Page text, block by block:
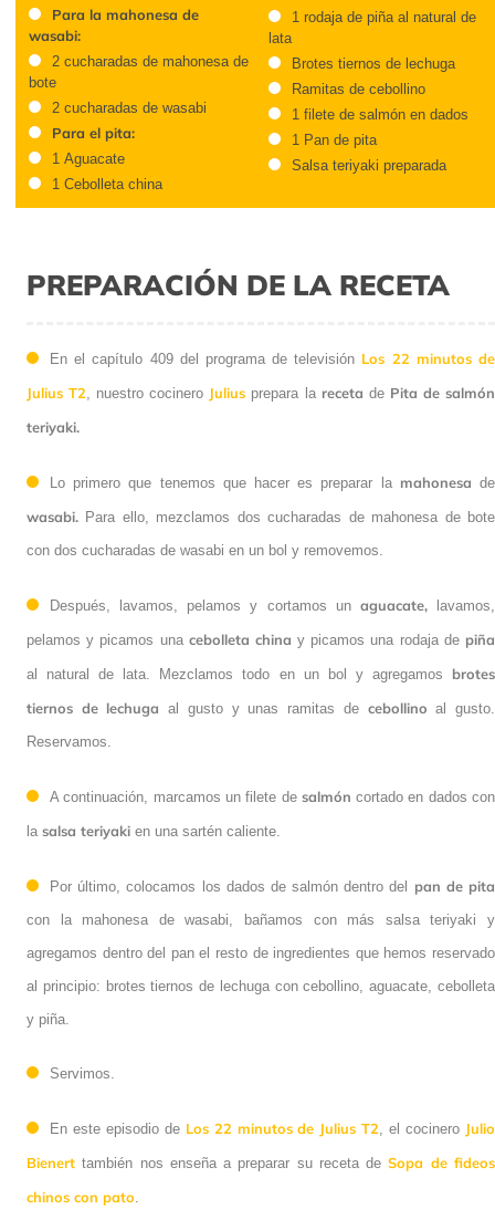
Para la mahonesa de
wasabi:
2 cucharadas de mahonesa de
bote
2 cucharadas de wasabi
Para el pita:
1 Aguacate
1 Cebolleta china
1 rodaja de piña al natural de
lata
Brotes tiernos de lechuga
Ramitas de cebollino
1 filete de salmón en dados
1 Pan de pita
Salsa teriyaki preparada
PREPARACIÓN DE LA RECETA
En el capítulo 409 del programa de televisión Los 22 minutos de
Julius T2 , nuestro cocinero Julius prepara la receta de Pita de salmón
teriyaki.
Lo primero que tenemos que hacer es preparar la mahonesa de
wasabi. Para ello, mezclamos dos cucharadas de mahonesa de bote
con dos cucharadas de wasabi en un bol y removemos.
Después, lavamos, pelamos y cortamos un aguacate,lavamos,
pelamos y picamos una cebolleta china y picamos una rodaja de piña
al natural de lata. Mezclamos todo en un bol y agregamos brotes
tiernos de lechuga al gusto y unas ramitas de cebollino al gusto.
Reservamos.
A continuación, marcamos un filete de salmón cortado en dados con
la salsa teriyaki en una sartén caliente.
Por último, colocamos los dados de salmón dentro del pan de pita
con la mahonesa de wasabi, bañamos con más salsa teriyaki y
agregamos dentro del pan el resto de ingredientes que hemos reservado
al principio: brotes tiernos de lechuga con cebollino, aguacate, cebolleta
y piña.
Servimos.
En este episodio de Los 22 minutos de Julius T2 , el cocinero Julio
Bienert también nos enseña a preparar su receta deSopa de fideos
chinos con pato